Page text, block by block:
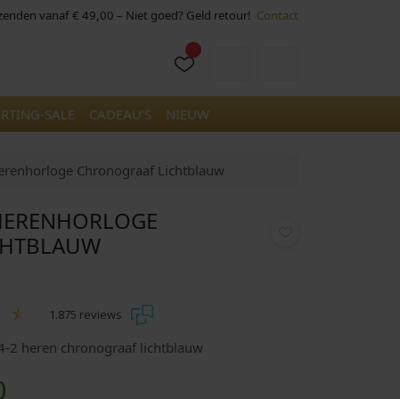
vanaf € 49,00 – Niet goed? Geld retour! Contact
SALE CADEAU’S NIEUW
Chronograaf Lichtblauw
1.875 reviews
2 heren chronograaf lichtblauw